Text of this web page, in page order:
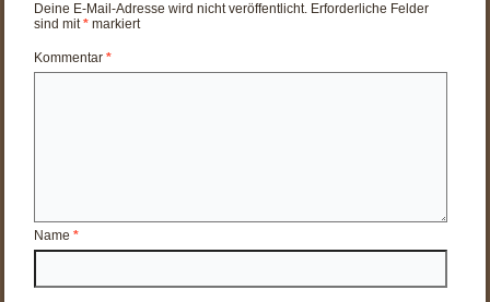
Deine E-Mail-Adresse wird nicht veröffentlicht. Erforderliche Felder
sind mit* markiert
Kommentar*
Name*